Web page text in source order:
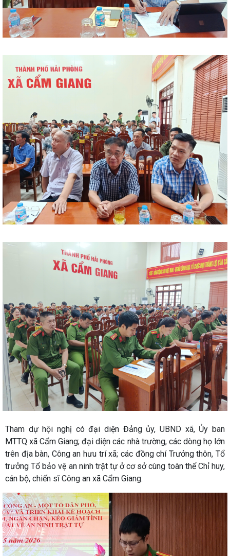
Tham dự hội nghị có đại diện Đảng ủy, UBND xã, Ủy ban
MTTQ xã Cẩm Giang; đại diện các nhà trường, các dòng họ lớn
trên địa bàn, Công an hưu trí xã; các đồng chí Trưởng thôn, Tổ
trưởng Tổ bảo vệ an ninh trật tự ở cơ sở cùng toàn thể Chỉ huy,
cán bộ, chiến sĩ Công an xã Cẩm Giang.